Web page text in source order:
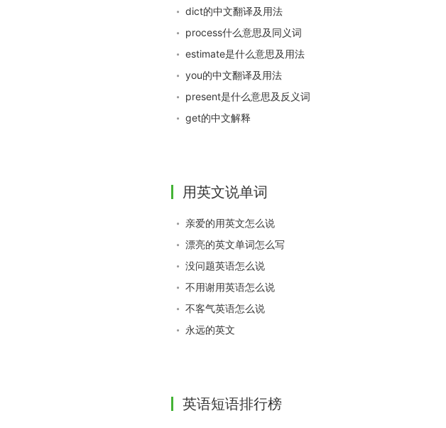
dict的中文翻译及用法
process什么意思及同义词
estimate是什么意思及用法
you的中文翻译及用法
present是什么意思及反义词
get的中文解释
用英文说单词
亲爱的用英文怎么说
漂亮的英文单词怎么写
没问题英语怎么说
不用谢用英语怎么说
不客气英语怎么说
永远的英文
英语短语排行榜